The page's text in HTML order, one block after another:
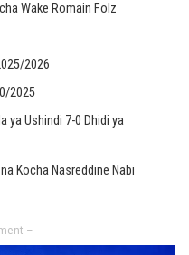
Wake Romain Folz
2026
2025
ya Ushindi 7-0 Dhidi ya
Kocha Nasreddine Nabi
–